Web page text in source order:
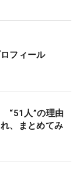
フィール
“51人”の理由
、まとめてみ